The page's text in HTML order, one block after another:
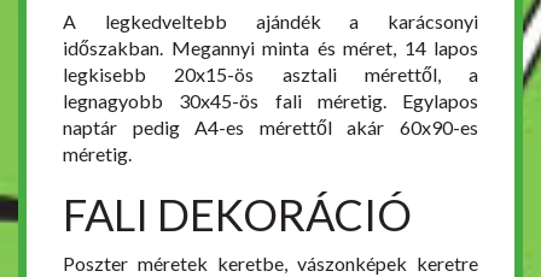
A legkedveltebb ajándék a karácsonyi
időszakban. Megannyi minta és méret, 14 lapos
legkisebb 20x15-ös asztali mérettől, a
legnagyobb 30x45-ös fali méretig. Egylapos
naptár pedig A4-es mérettől akár 60x90-es
méretig.
FALI DEKORÁCIÓ
Poszter méretek keretbe, vászonképek keretre